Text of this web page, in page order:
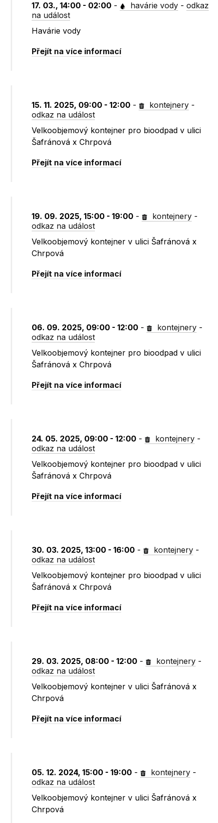
17. 03., 14:00 - 02:00 - havárie vody -odkaz
na událost
Havárie vody
Přejít na více informací
15. 11. 2025, 09:00 - 12:00 - kontejnery -
odkaz na událost
Velkoobjemový kontejner pro bioodpad v ulici
Šafránová x Chrpová
Přejít na více informací
19. 09. 2025, 15:00 - 19:00 - kontejnery -
odkaz na událost
Velkoobjemový kontejner v ulici Šafránová x
Chrpová
Přejít na více informací
06. 09. 2025, 09:00 - 12:00 - kontejnery -
odkaz na událost
Velkoobjemový kontejner pro bioodpad v ulici
Šafránová x Chrpová
Přejít na více informací
24. 05. 2025, 09:00 - 12:00 - kontejnery -
odkaz na událost
Velkoobjemový kontejner pro bioodpad v ulici
Šafránová x Chrpová
Přejít na více informací
30. 03. 2025, 13:00 - 16:00 - kontejnery -
odkaz na událost
Velkoobjemový kontejner pro bioodpad v ulici
Šafránová x Chrpová
Přejít na více informací
29. 03. 2025, 08:00 - 12:00 - kontejnery -
odkaz na událost
Velkoobjemový kontejner v ulici Šafránová x
Chrpová
Přejít na více informací
05. 12. 2024, 15:00 - 19:00 - kontejnery -
odkaz na událost
Velkoobjemový kontejner v ulici Šafránová x
Chrpová